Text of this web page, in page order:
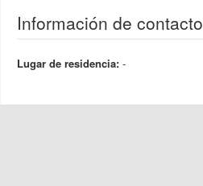
Información de contacto
Lugar de residencia: -